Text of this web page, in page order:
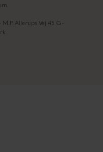
Allerups Vej 45 G -